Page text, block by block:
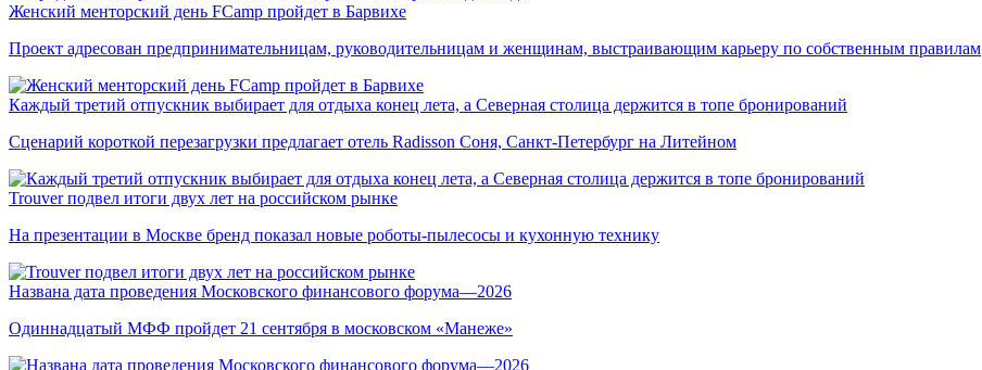
Женский менторский день FCamp пройдет в Барвихе
Проект адресован предпринимательницам, руководительницам и женщинам, выстраивающим карьеру по собственным правилам
Каждый третий отпускник выбирает для отдыха конец лета, а Северная столица держится в топе бронирований
Сценарий короткой перезагрузки предлагает отель Radisson Соня, Санкт-Петербург на Литейном
Trouver подвел итоги двух лет на российском рынке
На презентации в Москве бренд показал новые роботы-пылесосы и кухонную технику
Названа дата проведения Московского финансового форума—2026
Одиннадцатый МФФ пройдет 21 сентября в московском «Манеже»